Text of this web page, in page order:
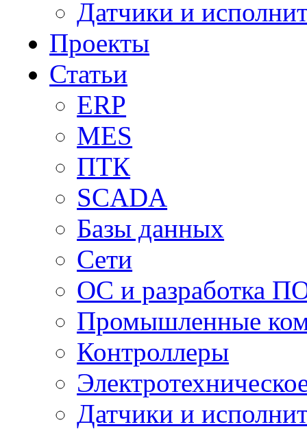
Датчики и
Проекты
Статьи
ERP
MES
ПТК
SCADA
Базы данных
Сети
ОС и разработка
Промышленные
Контроллеры
Датчики и